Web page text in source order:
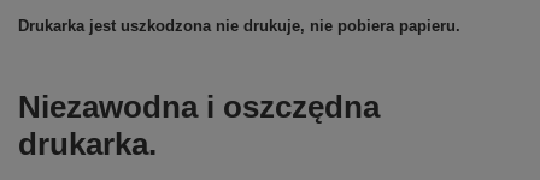
Drukarka jest uszkodzona nie drukuje, nie pobiera papieru.
Niezawodna i oszczędna
drukarka.